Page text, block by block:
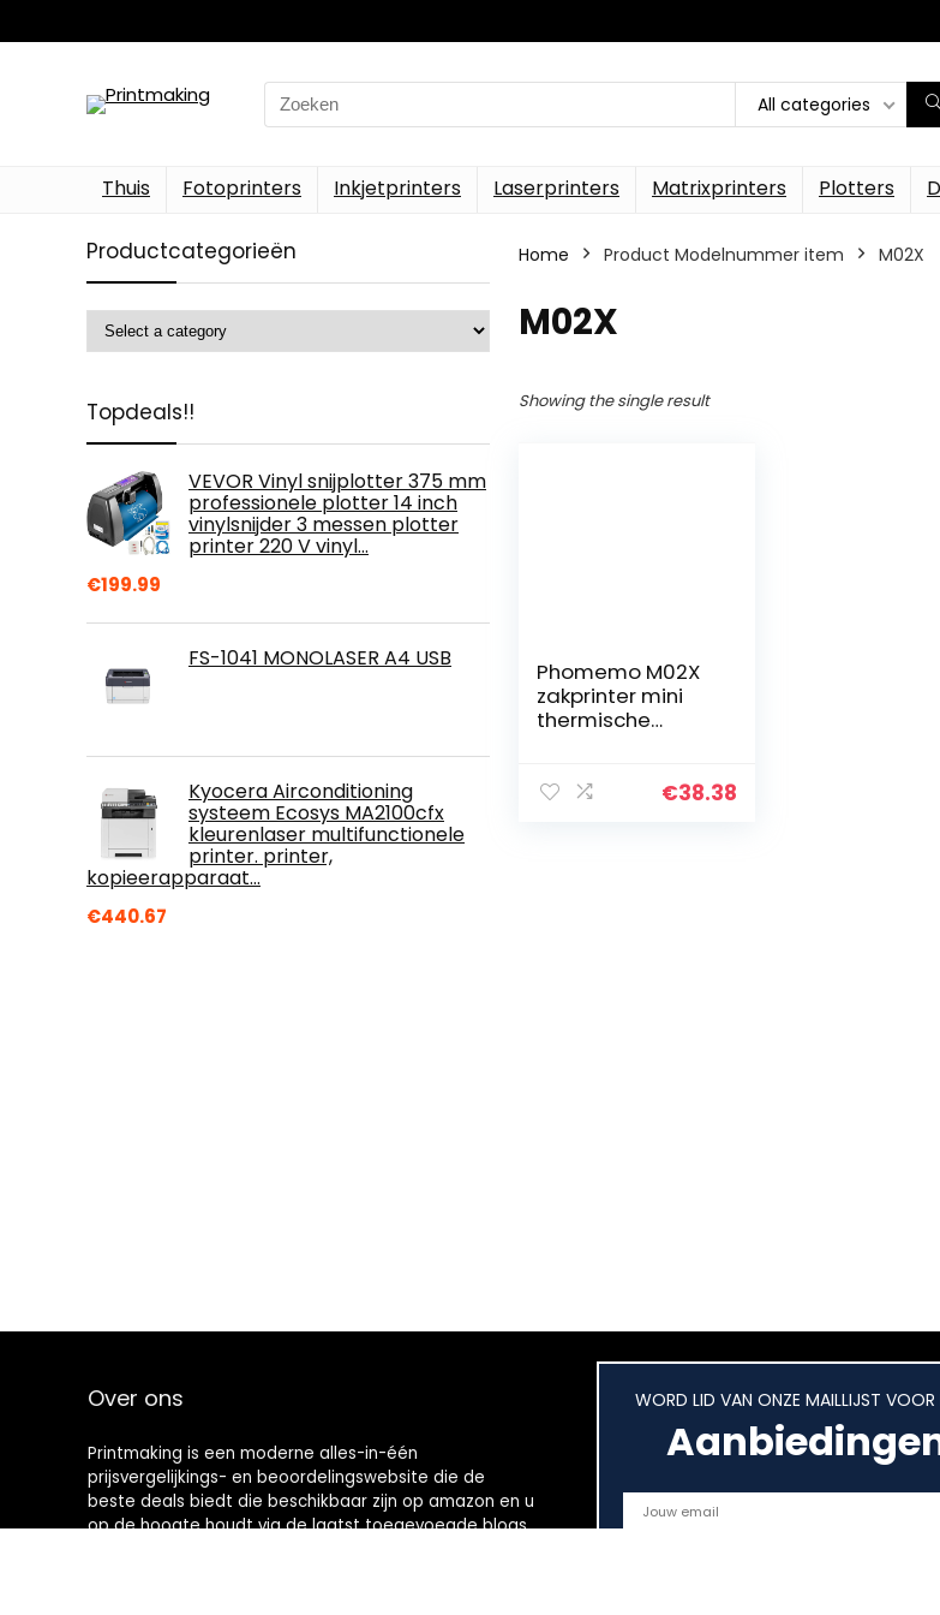
Search
for:
All categories
Thuis Fotoprinters Inkjetprinters Laserprinters Matrixprinters Plotters
Productcategorieën
Topdeals!!
VEVOR Vinyl snijplotter 375 mm
professionele plotter 14 inch
vinylsnijder 3 messen plotter
printer 220 V vinyl…
€199.99
FS-1041 MONOLASER A4 USB
Kyocera Airconditioning
systeem Ecosys MA2100cfx
kleurenlaser multifunctionele
printer. printer,
kopieerapparaat…
€440.67
Home Product Modelnummer item ‎M02X
‎M02X
Showing the single result
Phomemo M02X
zakprinter mini
thermische
draagbare
€38.38
Over ons
Printmaking is een moderne alles-in-één
prijsvergelijkings- en beoordelingswebsite die de
beste deals biedt die beschikbaar zijn op amazon en u
op de hoogte houdt via de laatst toegevoegde blogs.
WORD LID VAN ONZE MAILLIJST VOOR